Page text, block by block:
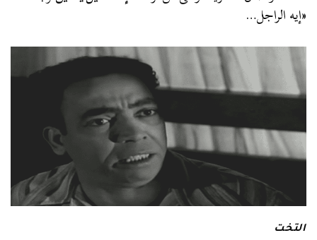
«إيه الراجل…
التخت